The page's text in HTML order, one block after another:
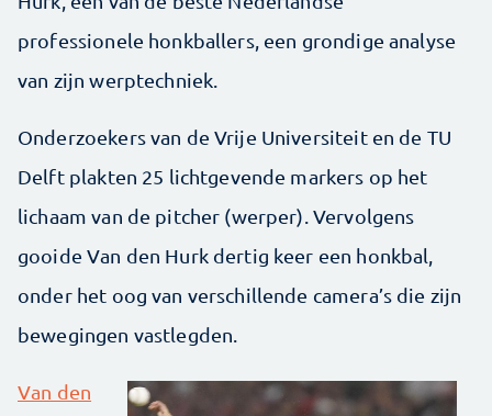
professionele honkballers, een grondige analyse
van zijn werptechniek.
Onderzoekers van de Vrije Universiteit en de TU
Delft plakten 25 lichtgevende markers op het
lichaam van de pitcher (werper). Vervolgens
gooide Van den Hurk dertig keer een honkbal,
onder het oog van verschillende camera’s die zijn
bewegingen vastlegden.
Van den